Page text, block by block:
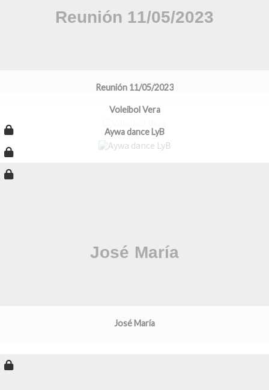
Reunión 11/05/2023
Voleibol Vera
Aywa dance LyB
José María